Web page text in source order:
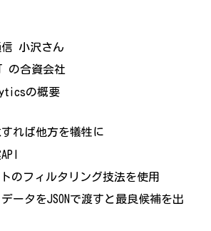
信 小沢さん
の合資会社
の概要
れば他方を犠牲に
のフィルタリング技法を使用
ータをJSONで渡すと最良候補を出